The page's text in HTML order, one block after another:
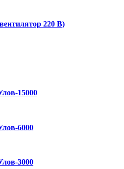
220 В)
15000
6000
3000